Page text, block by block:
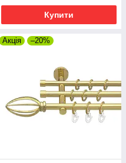
Купити
Акція –20%